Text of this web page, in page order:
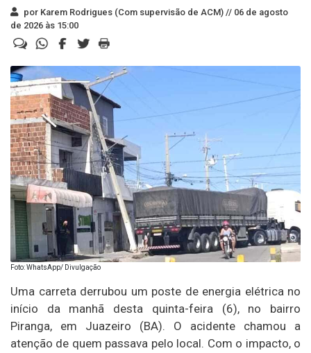
por Karem Rodrigues (Com supervisão de ACM) // 06 de agosto
de 2026 às 15:00
Foto: WhatsApp/ Divulgação
Uma carreta derrubou um poste de energia elétrica no
início da manhã desta quinta-feira (6), no bairro
Piranga, em Juazeiro (BA). O acidente chamou a
atenção de quem passava pelo local. Com o impacto, o